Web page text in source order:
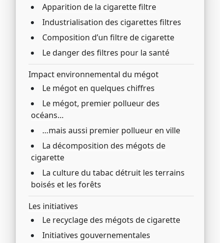
Apparition de la cigarette filtre
Industrialisation des cigarettes filtres
Composition d’un filtre de cigarette
Le danger des filtres pour la santé
Impact environnemental du mégot
Le mégot en quelques chiffres
Le mégot, premier pollueur des
océans…
…mais aussi premier pollueur en ville
La décomposition des mégots de
cigarette
La culture du tabac détruit les terrains
boisés et les forêts
Les initiatives
Le recyclage des mégots de cigarette
Initiatives gouvernementales